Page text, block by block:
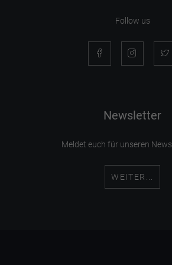
Follow us
Newsletter
Meldet euch für unseren
WEITER...